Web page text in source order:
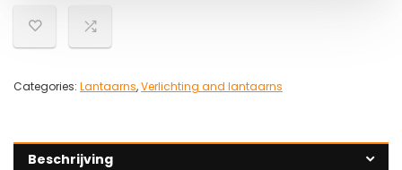
Categories: Lantaarns,Verlichting and lantaarns
Beschrijving